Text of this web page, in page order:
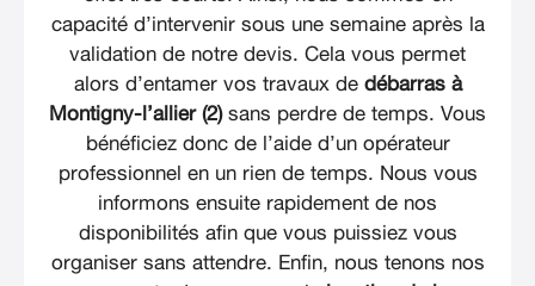
capacité d’intervenir sous une semaine après la
validation de notre devis. Cela vous permet
alors d’entamer vos travaux de débarras à
Montigny-l’allier (2)sans perdre de temps. Vous
bénéficiez donc de l’aide d’un opérateur
professionnel en un rien de temps. Nous vous
informons ensuite rapidement de nos
disponibilités afin que vous puissiez vous
organiser sans attendre. Enfin, nous tenons nos